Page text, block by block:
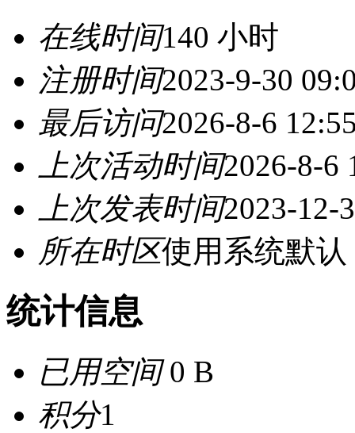
在线时间140 小时
注册时间2023-9-30
最后访问2026-8-6
上次活动时间2026-8-6
上次发表时间2023-12-
所在时区使用系统默认
统计信息
已用空间0 B
积分1